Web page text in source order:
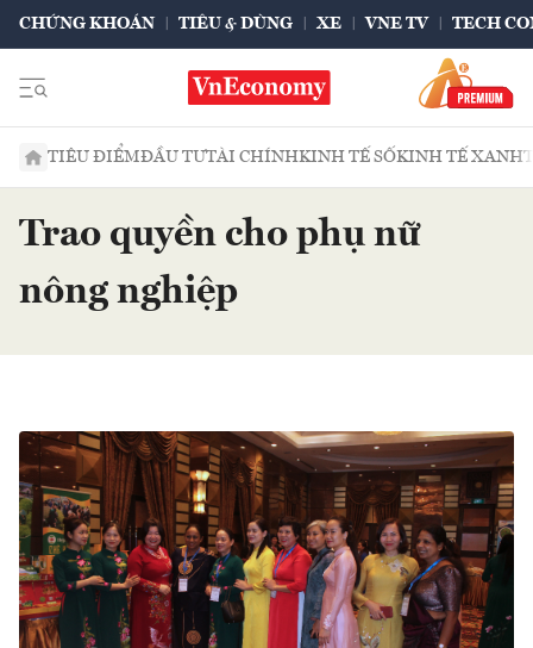
CHỨNG KHOÁN TIÊU & DÙNG XE VNE TV TECH
TIÊU ĐIỂMĐẦU TƯTÀI CHÍNHKINH TẾ SỐKINH TẾ XANH
Trao quyền cho phụ nữ
nông nghiệp